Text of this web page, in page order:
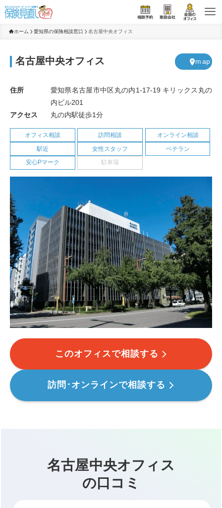
ホーム 愛知県の保険相談窓口 名古屋中央オフィス
名古屋中央オフィス map
住所
愛知県名古屋市中区丸の内1-17-19 キリックス丸の
内ビル201
アクセス
丸の内駅徒歩1分
オフィス相談 訪問相談
オンライン相談
駅近
女性スタッフ
ベテラン
安心Pマーク
駐車場
このオフィスで相談する
訪問･オンラインで相談する
名古屋中央オフィス
の口コミ